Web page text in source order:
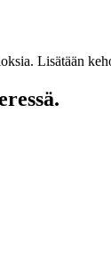
Lisätään